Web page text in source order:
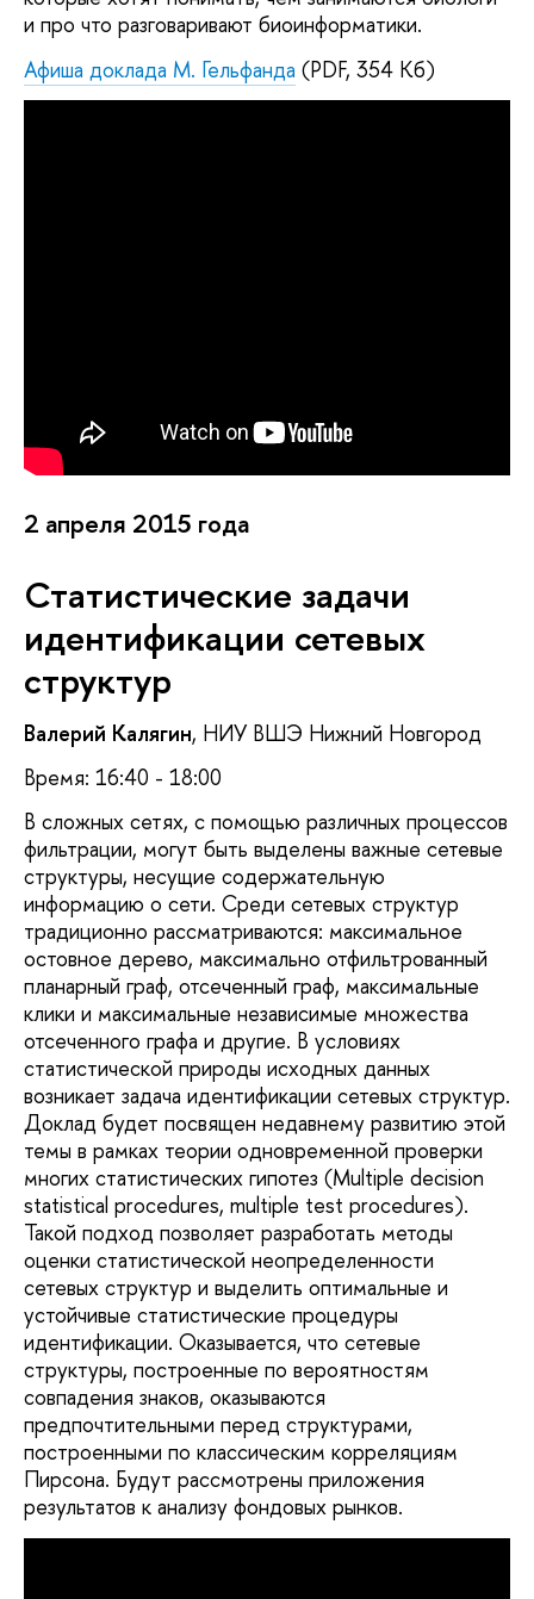
и про что разговаривают биоинформатики.
Афиша доклада М. Гельфанда (PDF, 354 Кб)
2 апреля 2015 года
Статистические задачи
идентификации сетевых
структур
Валерий Калягин, НИУ ВШЭ Нижний Новгород
Время: 16:40 - 18:00
В сложных сетях, с помощью различных процессов
фильтрации, могут быть выделены важные сетевые
структуры, несущие содержательную
информацию о сети. Среди сетевых структур
традиционно рассматриваются: максимальное
остовное дерево, максимально отфильтрованный
планарный граф, отсеченный граф, максимальные
клики и максимальные независимые множества
отсеченного графа и другие. В условиях
статистической природы исходных данных
возникает задача идентификации сетевых структур.
Доклад будет посвящен недавнему развитию этой
темы в рамках теории одновременной проверки
многих статистических гипотез (Multiple decision
statistical procedures, multiple test procedures).
Такой подход позволяет разработать методы
оценки статистической неопределенности
сетевых структур и выделить оптимальные и
устойчивые статистические процедуры
идентификации. Оказывается, что сетевые
структуры, построенные по вероятностям
совпадения знаков, оказываются
предпочтительными перед структурами,
построенными по классическим корреляциям
Пирсона. Будут рассмотрены приложения
результатов к анализу фондовых рынков.